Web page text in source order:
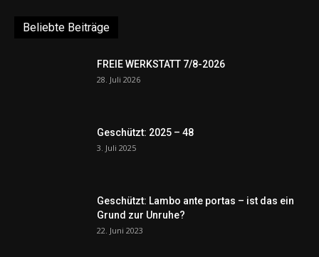
Beliebte Beiträge
FREIE WERKSTATT 7/8-2026
28. Juli 2026
Geschützt: 2025 – 48
3. Juli 2025
Geschützt: Lambo ante portas – ist das ein
Grund zur Unruhe?
22. Juni 2023